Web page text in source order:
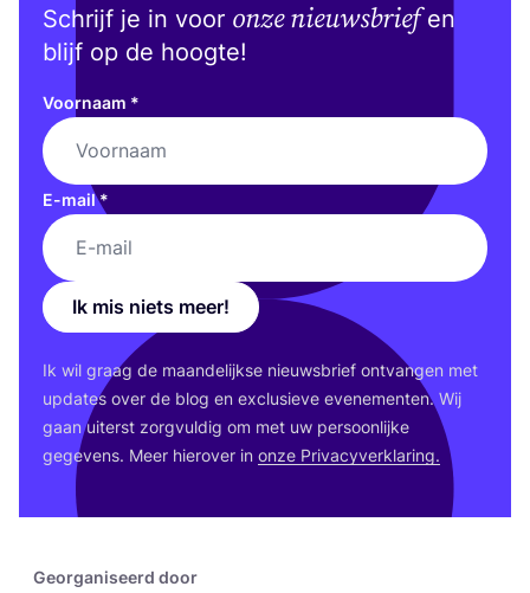
Georganiseerd door
Schrijf je in voor onze nieuwsbriefen
blijf op de hoogte!
Voornaam *
E-mail*
Ik mis niets meer!
Ik wil graag de maan­de­lijk­se nieuws­brief ont­van­gen met
upda­tes over de blog en exclu­sie­ve eve­ne­men­ten. Wij
gaan uiterst zorg­vul­dig om met uw per­soon­lij­ke
gege­vens. Meer hier­over in onze Pri­va­cy­ver­kla­ring.